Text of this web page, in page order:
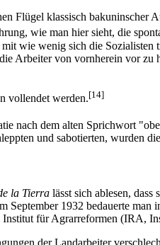
Flügel klassisch
wie man hier sieht, die
wie wenig sich die
Arbeiter von vornherein vor
vollendet werden.[14]
nach dem alten Sprichwort
und sabotierten, wurden
la Tierra lässt sich ablesen,
September 1932 bedauerte
für Agrarreformen (IRA,
der Landarbeiter